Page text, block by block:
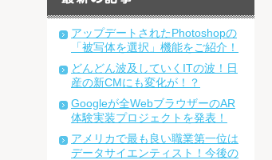
アップデートされたPhotoshopの
「被写体を選択」機能をご紹介！
どんどん波及していくITの波！日
産の新CMにも変化が！？
Googleが全WebブラウザーのAR
体験実装プロジェクトを発表！
アメリカで最も良い職業第一位は
データサイエンティスト！今後の